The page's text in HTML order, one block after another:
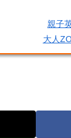
親子
大人